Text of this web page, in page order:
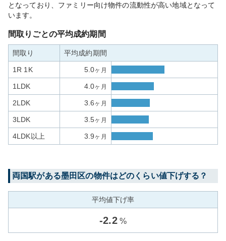
となっており、ファミリー向け物件の流動性が高い地域となって
います。
間取りごとの平均成約期間
間取り 平均成約期間
1R 1K 5.0ヶ月
1LDK 4.0ヶ月
2LDK 3.6ヶ月
3LDK 3.5ヶ月
4LDK以上 3.9ヶ月
両国駅がある墨田区の物件はどのくらい値下げする？
平均値下げ率
-2.2 %